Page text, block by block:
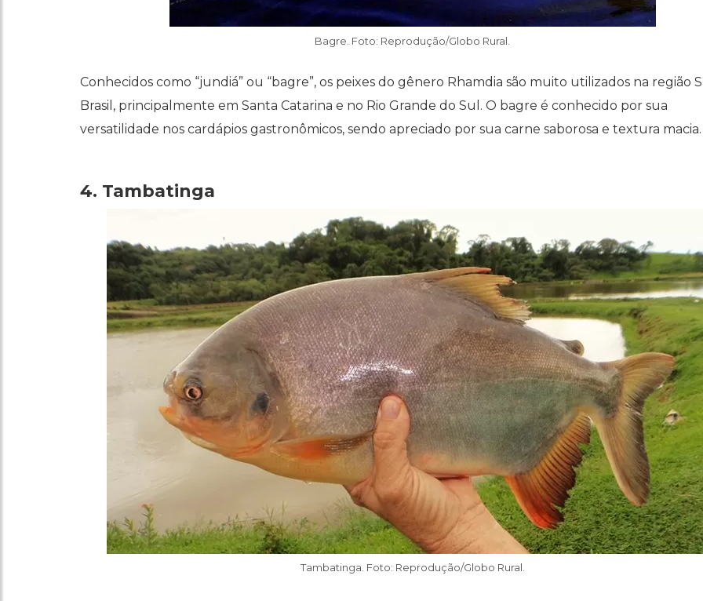
Bagre. Foto: Reprodução/Globo Rural.
Conhecidos como “jundiá” ou “bagre”, os peixes do gênero Rhamdia são muito utilizados na região
Brasil, principalmente em Santa Catarina e no Rio Grande do Sul. O bagre é conhecido por sua
versatilidade nos cardápios gastronômicos, sendo apreciado por sua carne saborosa e textura macia.
4. Tambatinga
Tambatinga. Foto: Reprodução/Globo Rural.